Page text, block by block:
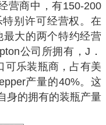
营商中，有150-200
别许可经营权。在
大的两个特约经营
公司所拥有，J．
可乐装瓶商，占有美
产量的40%。这
身的拥有的装瓶产量